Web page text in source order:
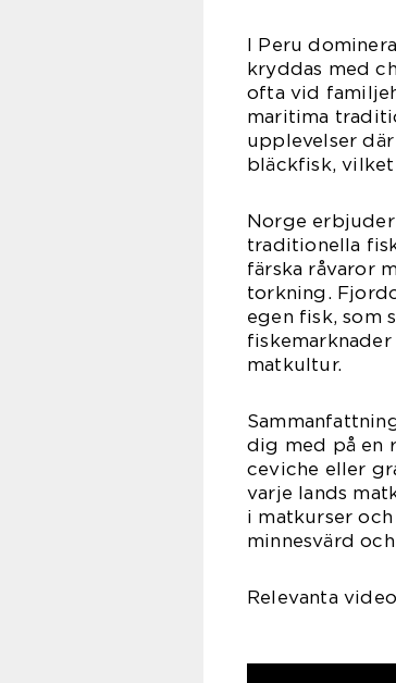
I Peru
kryddas med
ofta vid
maritima
upplevelser
bläckfisk,
Norge
traditionella
färska råvaror
torkning.
egen fisk, som
matkultur.
dig med på en
ceviche eller
varje lands
i matkurser
minnesvärd
Relevanta